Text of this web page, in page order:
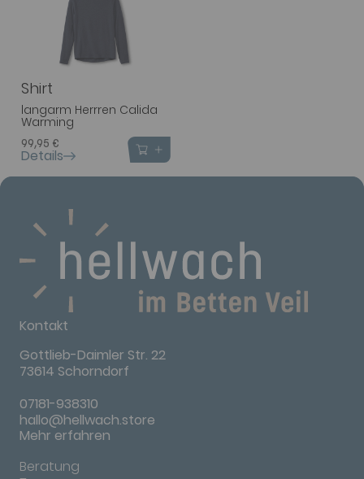
Shirt
langarm Herrren Calida
Warming
99,95 €
Details
Kontakt
Gottlieb-Daimler Str. 22
73614 Schorndorf
07181-938310
hallo@hellwach.store
Mehr erfahren
Beratung